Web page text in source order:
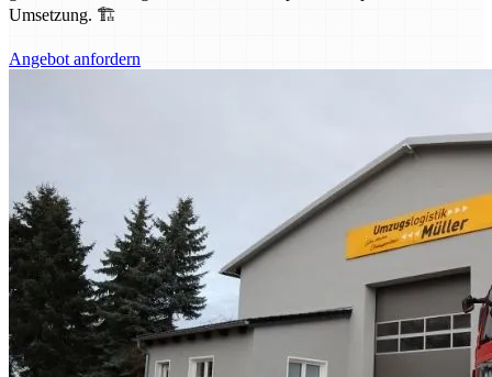
Umsetzung. 🏗️
Angebot anfordern